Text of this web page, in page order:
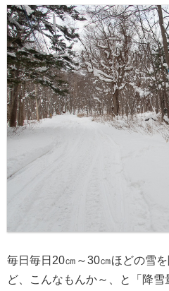
毎日毎日20㎝～30㎝ほどの雪
ど、こんなもんか～、と「降